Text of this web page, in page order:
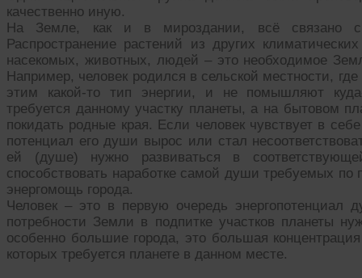
качественно иную.
На Земле, как и в мироздании, всё связано с
Распространение растений из других
насекомых, животных, людей – это необходимое
Например, человек родился в сельской местности,
этим какой-то тип энергии, и не помышляют
требуется данному участку планеты, а на бытовом
покидать родные края. Если человек чувствует в
потенциал его души вырос или стал
ей (душе) нужно развиваться в
способствовать наработке самой души требуемых
энергомощь города.
Человек – это в первую очередь энергопотенциал
потребности Земли в подпитке участков планеты
особенно большие города, это большая
которых требуется планете в данном месте.